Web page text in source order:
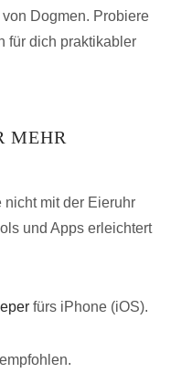
Dogmen. Probiere
für dich praktikabler
MEHR
nicht mit der Eieruhr
und Apps erleichtert
fürs iPhone (iOS).
empfohlen.